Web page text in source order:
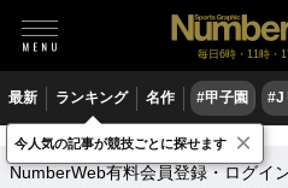
毎日6時・11時・
最新 ランキング 名作 #甲子園 #J
NumberWeb有料会員登録・ログイン
NumberWeb有料会員登録・ログイ
今人気の記事が競技ごとに探せます ×